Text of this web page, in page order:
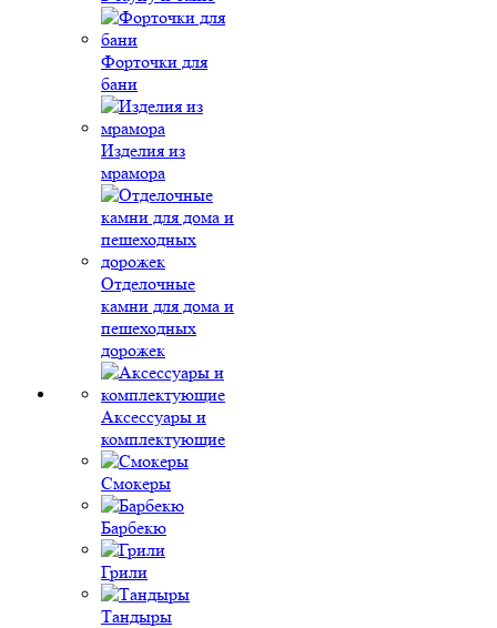
Форточки для
бани
Изделия из
мрамора
Отделочные
камни для дома и
пешеходных
дорожек
Аксессуары и
комплектующие
Смокеры
Барбекю
Грили
Тандыры